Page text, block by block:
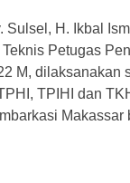
H. Ikbal
Petugas
M, dilaksanakan
TPIHI dan
Makassar